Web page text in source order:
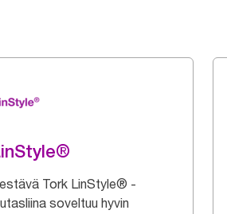
Tork LinStyle® -
soveltuu hyvin